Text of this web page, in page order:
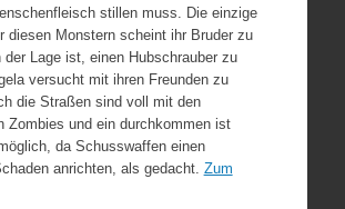
stillen muss. Die einzige
diesen Monstern scheint ihr Bruder zu
der Lage ist, einen Hubschrauber zu
versucht mit ihren Freunden zu
die Straßen sind voll mit den
Zombies und ein durchkommen ist
da Schusswaffen einen
anrichten, als gedacht. Zum